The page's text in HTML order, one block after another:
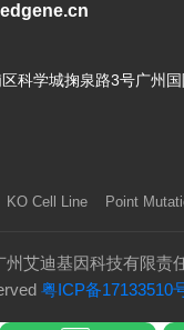
科学城掬泉路3号广州
KO Cell Line Point
艾迪基因科技有限责
粤ICP备17133510